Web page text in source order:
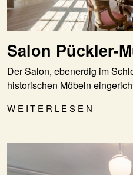
Salon Pückler-
Der Salon, ebenerdig im
historischen Möbeln
WEITERLESEN